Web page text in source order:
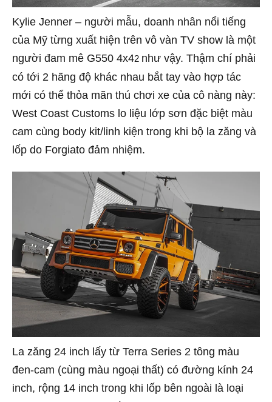
Kylie Jenner – người mẫu, doanh nhân nổi tiếng
của Mỹ từng xuất hiện trên vô vàn TV show là một
người đam mê G550 4x42 như vậy. Thậm chí phải
có tới 2 hãng độ khác nhau bắt tay vào hợp tác
mới có thể thỏa mãn thú chơi xe của cô nàng này:
West Coast Customs lo liệu lớp sơn đặc biệt màu
cam cùng body kit/linh kiện trong khi bộ la zăng và
lốp do Forgiato đảm nhiệm.
La zăng 24 inch lấy từ Terra Series 2 tông màu
đen-cam (cùng màu ngoại thất) có đường kính 24
inch, rộng 14 inch trong khi lốp bên ngoài là loại